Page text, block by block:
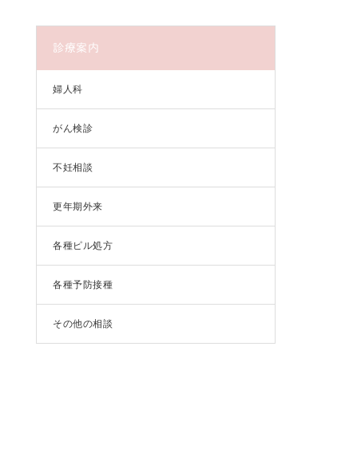
診療案内
婦人科
がん検診
不妊相談
更年期外来
各種ピル処方
各種予防接種
その他の相談